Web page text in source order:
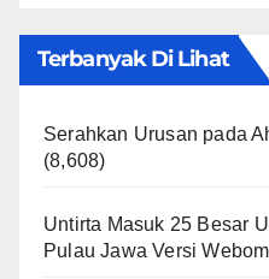
Terbanyak Di Lihat
Serahkan Urusan pada
(8,608)
Untirta Masuk 25 Besar
Pulau Jawa Versi